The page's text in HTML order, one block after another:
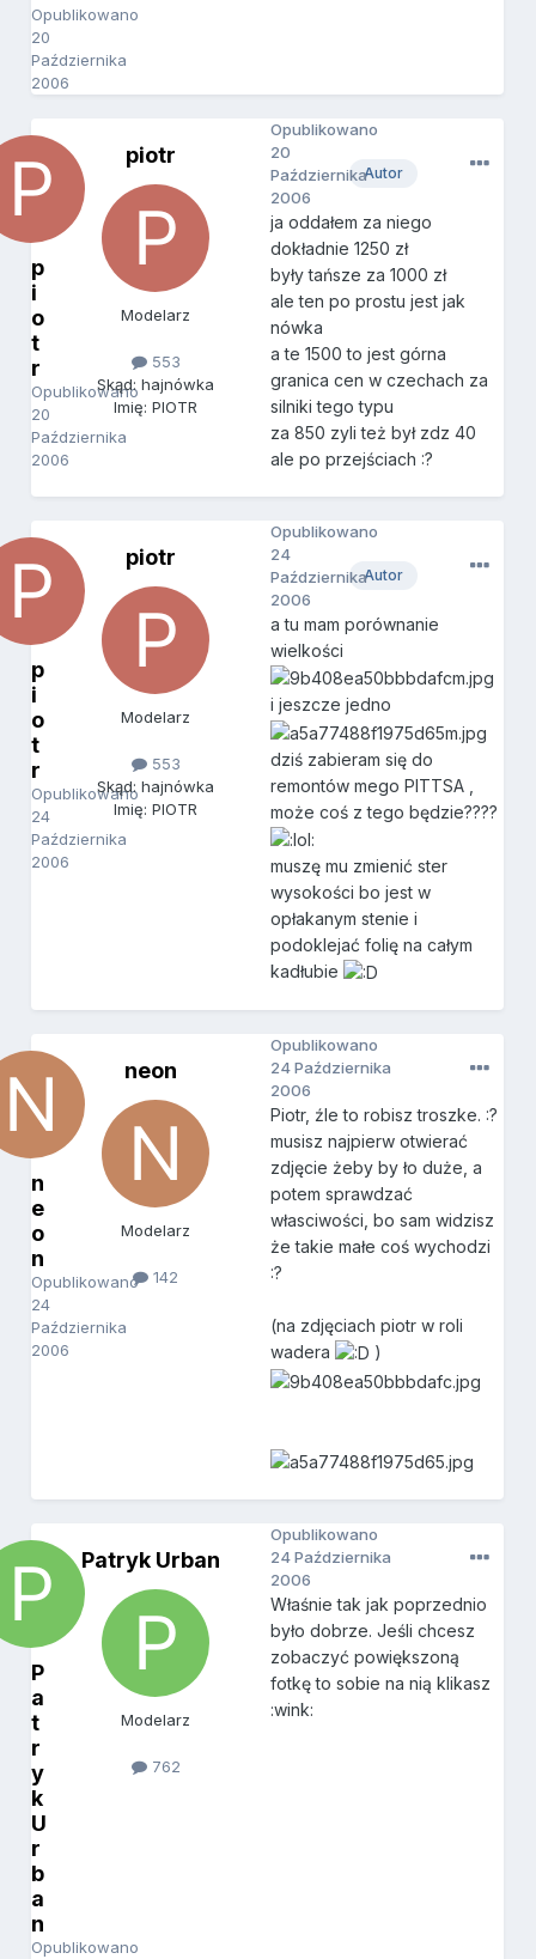
Opublikowano
20
Października
2006
p
i
o
t
r
Opublikowano
20
Października
2006
piotr
Modelarz
553
Skąd: hajnówka
Imię: PIOTR
Autor
Opublikowano
20
Października
2006
ja oddałem za niego
dokładnie 1250 zł
były tańsze za 1000 zł
ale ten po prostu jest jak
nówka
a te 1500 to jest górna
granica cen w czechach za
silniki tego typu
za 850 zyli też był zdz 40
ale po przejściach :?
p
i
o
t
r
Opublikowano
24
Października
2006
piotr
Modelarz
553
Skąd: hajnówka
Imię: PIOTR
Autor
Opublikowano
24
Października
2006
a tu mam porównanie
wielkości
i jeszcze jedno
dziś zabieram się do
remontów mego PITTSA ,
może coś z tego będzie????
muszę mu zmienić ster
wysokości bo jest w
opłakanym stenie i
podoklejać folię na całym
kadłubie
n
e
o
n
Opublikowano
24
Października
2006
neon
Modelarz
142
Opublikowano
24 Października
2006
Piotr, źle to robisz troszke. :?
musisz najpierw otwierać
zdjęcie żeby by ło duże, a
potem sprawdzać
własciwości, bo sam widzisz
że takie małe coś wychodzi
:?
(na zdjęciach piotr w roli
wadera
)
P
a
t
r
y
k
U
r
b
a
n
Opublikowano
Patryk Urban
Modelarz
762
Opublikowano
24 Października
2006
Właśnie tak jak poprzednio
było dobrze. Jeśli chcesz
zobaczyć powiększoną
fotkę to sobie na nią klikasz
:wink: